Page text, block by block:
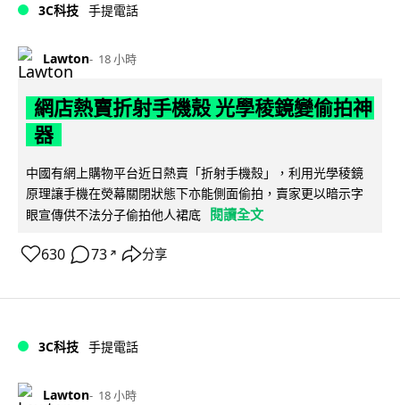
3C科技 手提電話
Lawton 18 小時
網店熱賣折射手機殼 光學稜鏡變偷拍神
器
中國有網上購物平台近日熱賣「折射手機殼」，利用光學稜鏡
原理讓手機在熒幕關閉狀態下亦能側面偷拍，賣家更以暗示字
眼宣傳供不法分子偷拍他人裙底 閱讀全文
630 73 ↗ 分享
3C科技 手提電話
Lawton 18 小時